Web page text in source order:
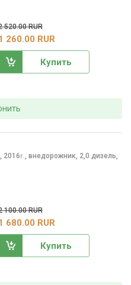
520.00 RUR
260.00 RUR
Купить
2016г., внедорожник, 2,0 дизель,
100.00 RUR
680.00 RUR
Купить